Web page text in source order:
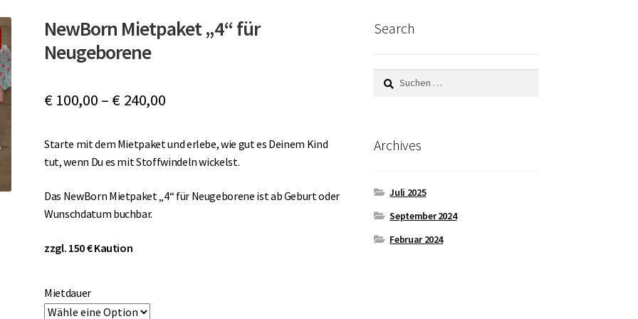
NewBorn Mietpaket „4“ für
Neugeborene
€100,00 – €240,00
Starte mit dem Mietpaket und erlebe, wie gut es Deinem Kind
tut, wenn Du es mit Stoffwindeln wickelst.
Das NewBorn Mietpaket „4“ für Neugeborene ist ab Geburt oder
Wunschdatum buchbar.
zzgl. 150 € Kaution
Mietdauer
Search
Suchen
nach:
Archives
Juli 2025
September 2024
Februar 2024